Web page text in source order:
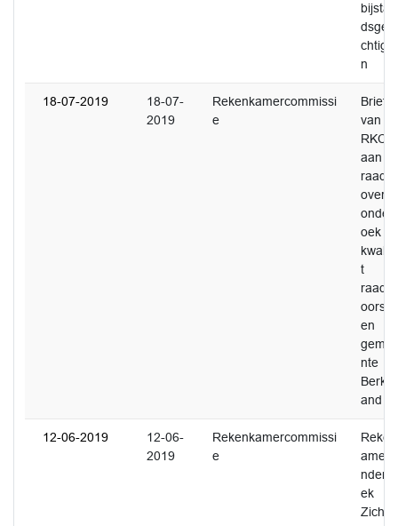
bijstan
n
18-07-2019
18-07-
2019
Rekenkamercommissi
e
Brief
van
RKC
aan
raad
over
oek
t
raadsv
en
nte
Berkell
and
12-06-2019
12-06-
2019
Rekenkamercommissi
e
amero
ek
Zicht